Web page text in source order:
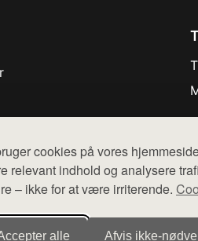
cookies på vores
relevant indhold og analysere
– ikke for at være irriterende.
alle Afvis
webshops. Der sælges ikke